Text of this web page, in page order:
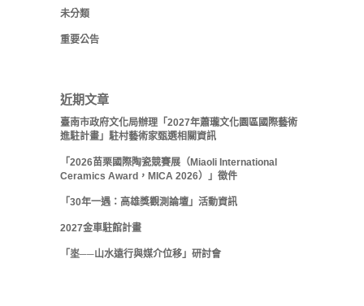
未分類
重要公告
近期文章
臺南市政府文化局辦理「2027年蕭瓏文化園區國際藝術
進駐計畫」駐村藝術家甄選相關資訊
「2026苗栗國際陶瓷競賽展（Miaoli International
Ceramics Award，MICA 2026）」徵件
「30年一遇：高雄獎觀測論壇」活動資訊
2027金車駐館計畫
「埊──山水遠行與媒介位移」研討會